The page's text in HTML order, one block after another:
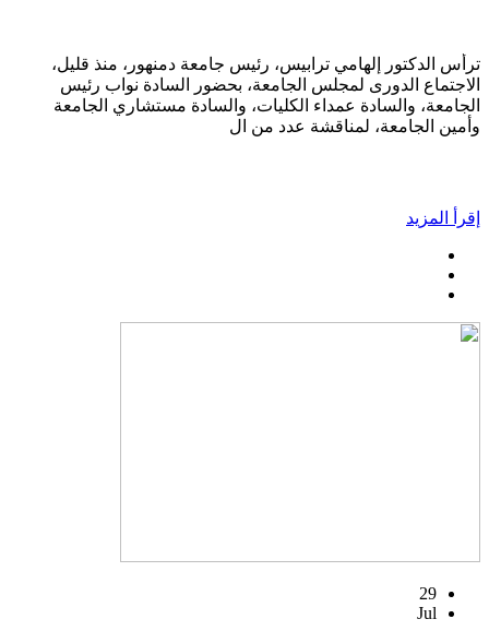
ترأس الدكتور إلهامي ترابيس، رئيس جامعة دمنهور، منذ قليل،
الاجتماع الدورى لمجلس الجامعة، بحضور السادة نواب رئيس
الجامعة، والسادة عمداء الكليات، والسادة مستشاري الجامعة
وأمين الجامعة، لمناقشة عدد من ال
إقرأ المزيد
29
Jul